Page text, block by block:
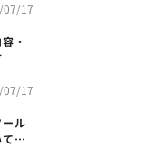
07/17
・
07/17
ール
も